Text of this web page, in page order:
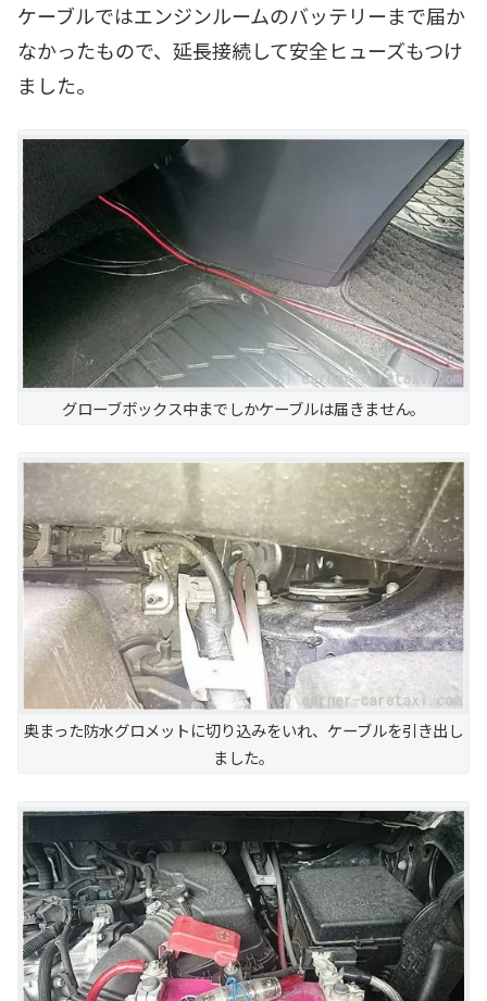
ケーブルではエンジンルームのバッテリーまで届か
なかったもので、延長接続して安全ヒューズもつけ
ました。
グローブボックス中までしかケーブルは届きません。
奥まった防水グロメットに切り込みをいれ、ケーブルを引き出し
ました。